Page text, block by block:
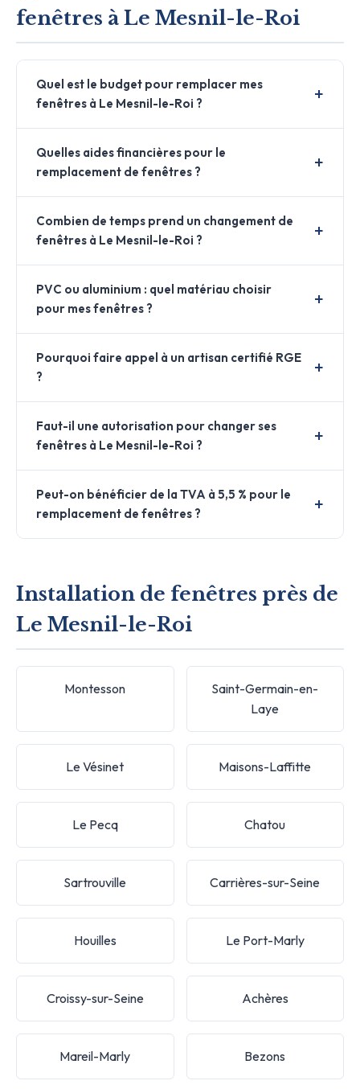
fenêtres à Le Mesnil-le-Roi
Quel est le budget pour remplacer mes
fenêtres à Le Mesnil-le-Roi ?
Quelles aides financières pour le
remplacement de fenêtres ?
Combien de temps prend un changement de
fenêtres à Le Mesnil-le-Roi ?
PVC ou aluminium : quel matériau choisir
pour mes fenêtres ?
Pourquoi faire appel à un artisan certifié RGE
?
Faut-il une autorisation pour changer ses
fenêtres à Le Mesnil-le-Roi ?
Peut-on bénéficier de la TVA à 5,5 % pour le
remplacement de fenêtres ?
Installation de fenêtres près de
Le Mesnil-le-Roi
Montesson
Saint-Germain-en-
Laye
Le Vésinet Maisons-Laffitte
Le Pecq Chatou
Sartrouville Carrières-sur-Seine
Houilles Le Port-Marly
Croissy-sur-Seine Achères
Mareil-Marly Bezons